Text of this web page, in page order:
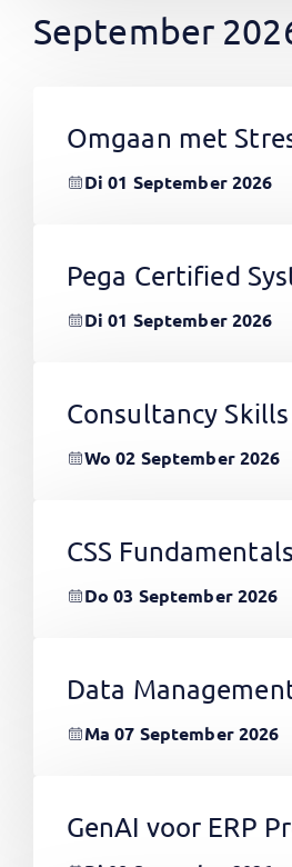
September
Omgaan met
Di 01 September 2026
Pega Certified
Di 01 September 2026
Consultancy
Wo 02 September 2026
CSS Fundamentals
Do 03 September 2026
Data
Ma 07 September 2026
GenAI voor ERP